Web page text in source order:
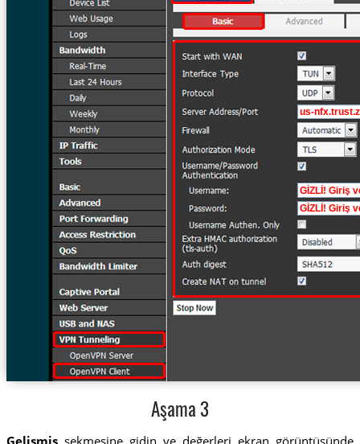
Aşama 3
Gelişmişsekmesine gidin ve değerleri ekran görüntüsünde